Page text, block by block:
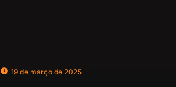
19 de março de 2025